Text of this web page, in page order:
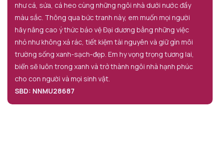
như cá, sứa, cá heo cùng những ngôi nhà dưới nước đầy
màu sắc. Thông qua bức tranh này, em muốn mọi người
hãy nâng cao ý thức bảo vệ Đại dương bằng những việc
nhỏ như không xả rác, tiết kiệm tài nguyên và giữ gìn môi
trường sống xanh-sạch-đẹp. Em hy vọng trọng tương lai,
biển sẽ luôn trong xanh và trở thành ngôi nhà hạnh phúc
cho con người và mọi sinh vật.
SBD: NNMU28687